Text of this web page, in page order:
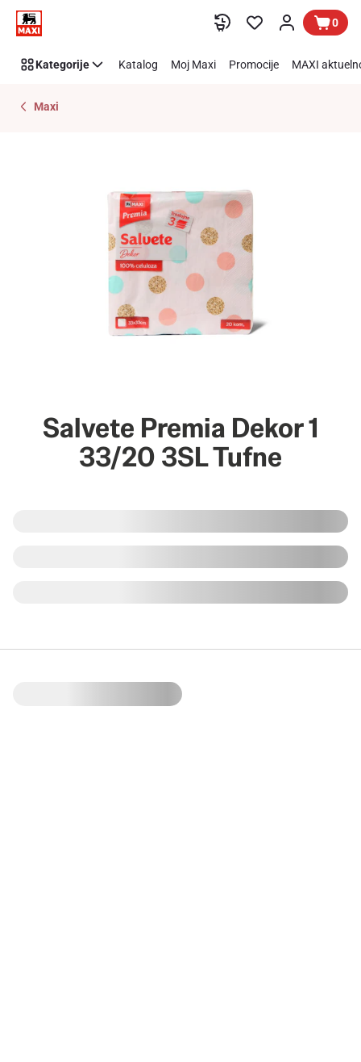
Preskoči link 0
Kategorije Katalog Moj Maxi Promocije MAXI
Maxi
Salvete Premia Dekor 1
33/20 3SL Tufne